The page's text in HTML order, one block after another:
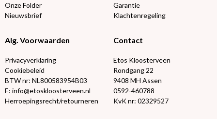
Onze Folder
Nieuwsbrief
Garantie
Klachtenregeling
Alg. Voorwaarden
Privacyverklaring
Cookiebeleid
BTW nr: NL800583954B03
E: info@etoskloosterveen.nl
Herroepingsrecht/retourneren
Contact
Etos Kloosterveen
Rondgang 22
9408 MH Assen
0592-460788
KvK nr: 02329527